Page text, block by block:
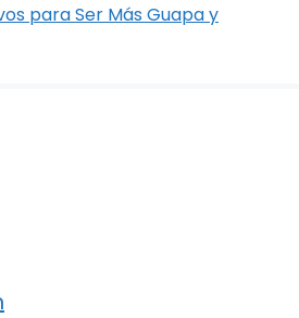
para Ser Más Guapa y